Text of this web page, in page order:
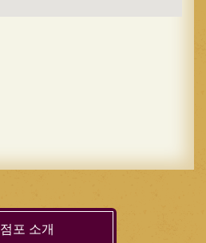
점포 소개